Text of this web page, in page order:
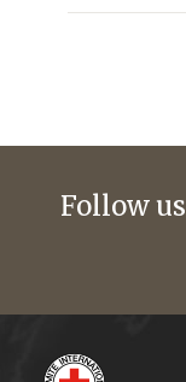
Follow us